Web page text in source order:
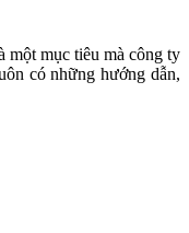
một mục tiêu mà công ty
có những hướng dẫn,